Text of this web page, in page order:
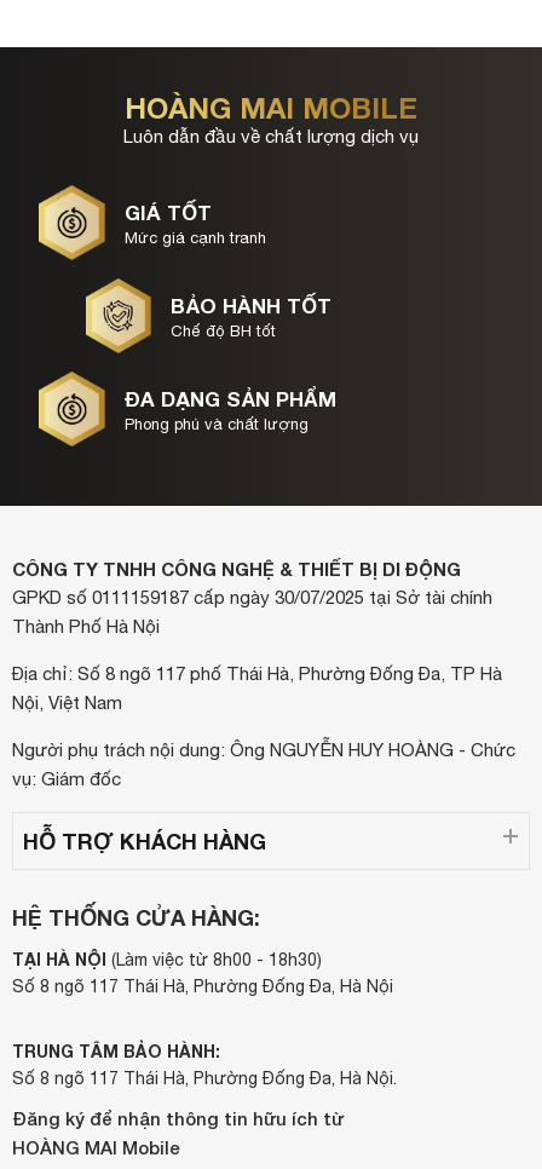
HOÀNG MAI MOBILE
Luôn dẫn đầu về chất lượng dịch vụ
GIÁ TỐT
Mức giá cạnh tranh
BẢO HÀNH TỐT
Chế độ BH tốt
ĐA DẠNG SẢN PHẨM
Phong phú và chất lượng
CÔNG TY TNHH CÔNG NGHỆ & THIẾT BỊ DI ĐỘNG
GPKD số 0111159187 cấp ngày 30/07/2025 tại Sở tài chính
Thành Phố Hà Nội
Địa chỉ: Số 8 ngõ 117 phố Thái Hà, Phường Đống Đa, TP Hà
Nội, Việt Nam
Người phụ trách nội dung: Ông NGUYỄN HUY HOÀNG - Chức
vụ: Giám đốc
HỖ TRỢ KHÁCH HÀNG
HỆ THỐNG CỬA HÀNG:
TẠI HÀ NỘI (Làm việc từ 8h00 - 18h30)
Số 8 ngõ 117 Thái Hà, Phường Đống Đa, Hà Nội
TRUNG TÂM BẢO HÀNH:
Số 8 ngõ 117 Thái Hà, Phường Đống Đa, Hà Nội.
Đăng ký để nhận thông tin hữu ích từ
HOÀNG MAI Mobile